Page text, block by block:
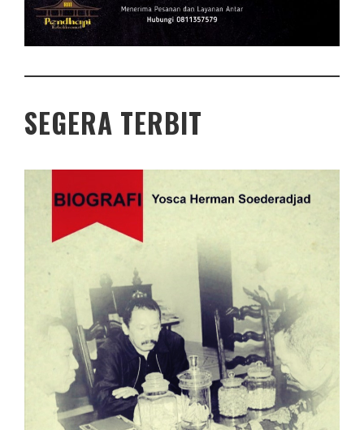
SEGERA TERBIT